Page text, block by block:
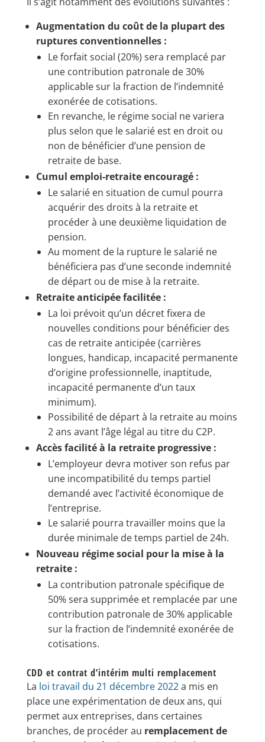
Augmentation du coût de la plupart des
ruptures conventionnelles :
Le forfait social (20%) sera remplacé par
une contribution patronale de 30%
applicable sur la fraction de l’indemnité
exonérée de cotisations.
En revanche, le régime social ne variera
plus selon que le salarié est en droit ou
non de bénéficier d’une pension de
retraite de base.
Cumul emploi-retraiteencouragé :
Le salarié en situation de cumul pourra
acquérir des droits à la retraite et
procéder à une deuxième liquidation de
pension.
Au moment de la rupture le salarié ne
bénéficiera pas d’une seconde indemnité
de départ ou de mise à la retraite.
Retraite anticipée facilitée :
La loi prévoit qu’un décret fixera de
nouvelles conditions pour bénéficier des
cas de retraite anticipée (carrières
longues, handicap, incapacité permanente
d’origine professionnelle, inaptitude,
incapacité permanente d’un taux
minimum).
Possibilité de départ à la retraite au moins
2 ans avant l’âge légal au titre du C2P.
Accès facilité à la retraite progressive :
L’employeur devra motiver son refus par
une incompatibilité du temps partiel
demandé avec l’activité économique de
l’entreprise.
Le salarié pourra travailler moins que la
durée minimale de temps partiel de 24h.
Nouveau régime social pour la mise à la
retraite :
La contribution patronale spécifique de
50% sera supprimée et remplacée par une
contribution patronale de 30% applicable
sur la fraction de l’indemnité exonérée de
cotisations.
CDD et contrat d’intérim multi remplacement
La loi travail du 21 décembre 2022a mis en
place une expérimentation de deux ans, qui
permet aux entreprises, dans certaines
branches, de procéder au remplacement de